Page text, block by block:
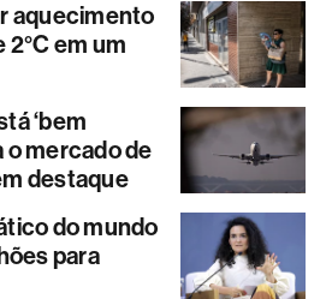
aquecimento
2°C em um
‘bem
o mercado de
destaque
do mundo
para